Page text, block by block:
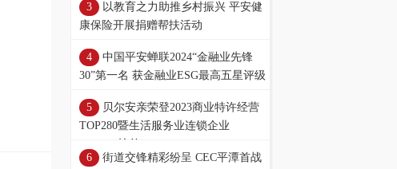
以教育之力助推乡村振兴 平安健
康保险开展捐赠帮扶活动
中国平安蝉联2024“金融业先锋
30”第一名 获金融业ESG最高五星评级
贝尔安亲荣登2023商业特许经营
TOP280暨生活服务业连锁企业
街道交锋精彩纷呈 CEC平潭首战